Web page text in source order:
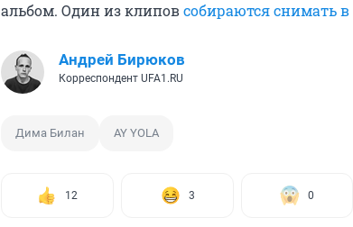
альбом. Один из клиповсобираются снимать
Андрей Бирюков
Корреспондент UFA1.RU
Дима Билан AY YOLA
12 3 0